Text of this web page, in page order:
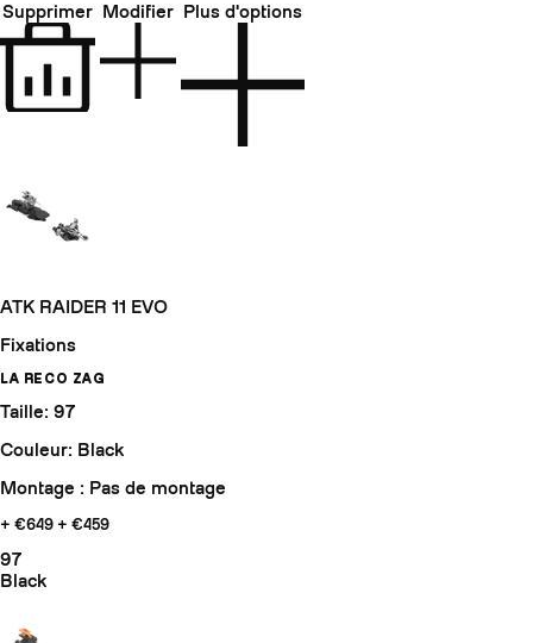
Supprimer Modifier Plus d'options
ATK RAIDER 11 EVO
Fixations
LA RECO ZAG
Taille: 97
Couleur: Black
Montage : Pas de montage
+ €649 + €459
97
Black